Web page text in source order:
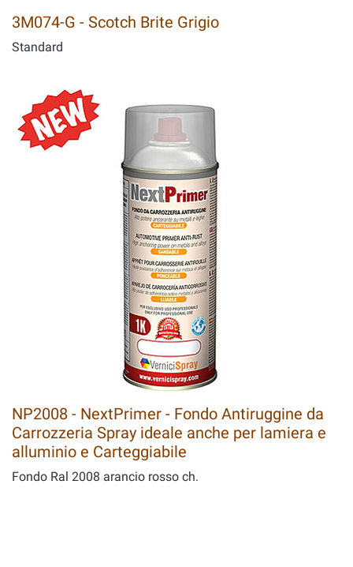
3M074-G - Scotch Brite Grigio
Standard
NP2008 - NextPrimer - Fondo Antiruggine da
Carrozzeria Spray ideale anche per lamiera e
alluminio e Carteggiabile
Fondo Ral 2008 arancio rosso ch.